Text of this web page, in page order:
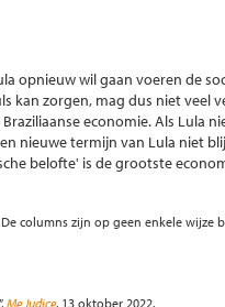
opnieuw wil gaan voeren de
kan zorgen, mag dus niet veel
economie. Als Lula
nieuwe termijn van Lula niet
belofte' is de grootste
columns zijn op geen enkele wijze
Me Judice, 13 oktober 2022.